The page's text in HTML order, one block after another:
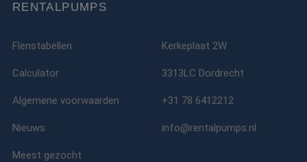
RENTALPUMPS
Flenstabellen
Calculator
Algemene voorwaarden
Nieuws
Meest gezocht
Kerkeplaat 2W
3313LC Dordrecht
+31 78 6412212
info@rentalpumps.nl